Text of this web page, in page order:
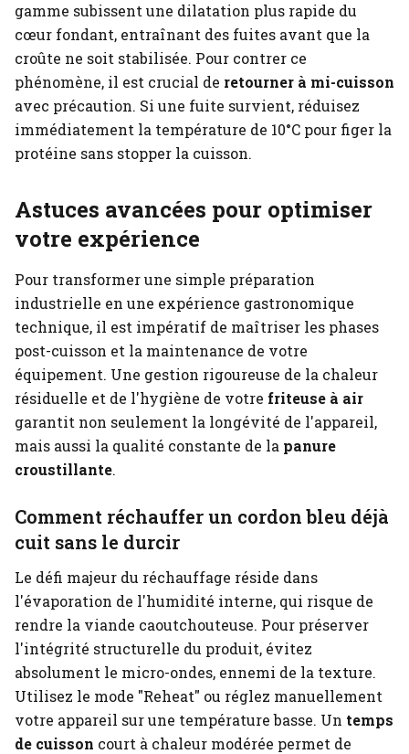
gamme subissent une dilatation plus rapide du
cœur fondant, entraînant des fuites avant que la
croûte ne soit stabilisée. Pour contrer ce
phénomène, il est crucial de retourner à mi-cuisson
avec précaution. Si une fuite survient, réduisez
immédiatement la température de 10°C pour figer la
protéine sans stopper la cuisson.
Astuces avancées pour optimiser
votre expérience
Pour transformer une simple préparation
industrielle en une expérience gastronomique
technique, il est impératif de maîtriser les phases
post-cuisson et la maintenance de votre
équipement. Une gestion rigoureuse de la chaleur
résiduelle et de l'hygiène de votre friteuse à air
garantit non seulement la longévité de l'appareil,
mais aussi la qualité constante de la panure
croustillante.
Comment réchauffer un cordon bleu déjà
cuit sans le durcir
Le défi majeur du réchauffage réside dans
l'évaporation de l'humidité interne, qui risque de
rendre la viande caoutchouteuse. Pour préserver
l'intégrité structurelle du produit, évitez
absolument le micro-ondes, ennemi de la texture.
Utilisez le mode "Reheat" ou réglez manuellement
votre appareil sur une température basse. Un temps
de cuisson court à chaleur modérée permet de